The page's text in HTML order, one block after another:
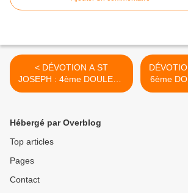
< DÉVOTION A ST
JOSEPH : 4ème DOULEUR
ET 4ème JOIE
6ème
Hébergé par Overblog
Top articles
Pages
Contact